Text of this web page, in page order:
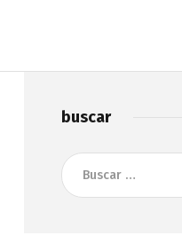
buscar
Buscar: